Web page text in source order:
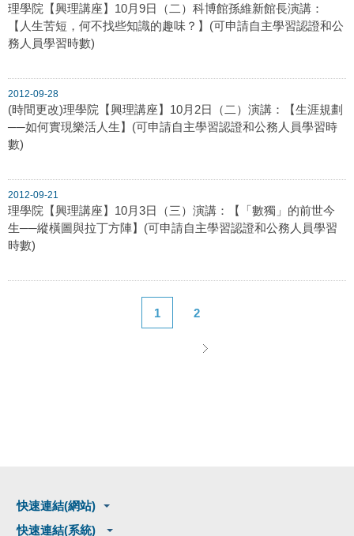
理學院【興理講座】10月9日（二）科博館孫維新館長演講：
【人生苦短，何不找些知識的趣味？】(可申請自主學習認證和公
務人員學習時數)
2012-09-28
(時間更改)理學院【興理講座】10月2日（二）演講：【生涯規劃
──如何實現樂活人生】(可申請自主學習認證和公務人員學習時
數)
2012-09-21
理學院【興理講座】10月3日（三）演講：【「數獨」的前世今
生──縱橫圖與拉丁方陣】(可申請自主學習認證和公務人員學習
時數)
1 2
快速連結(網站)
快速連結(系統)